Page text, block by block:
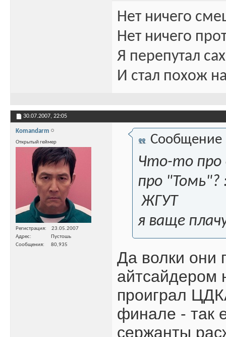
Нет ничего
Нет ничего
Я перепутал
И стал похож
30.07.2007, 22:05
Komandarm
Открытый геймер
Регистрация
23.05.2007
Адрес
Пустошь
Сообщения
80,935
Сообщение
Что-то про
про "Томь"?
ЖГУТ
я ваще
Да волки они
айтсайдером
проиграл
финале - так
сержанты